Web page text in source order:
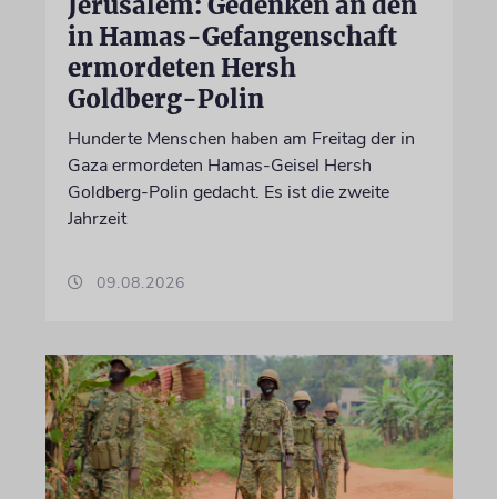
in Hamas-Gefangenschaft
ermordeten Hersh
Goldberg-Polin
Hunderte Menschen haben am Freitag der in
Gaza ermordeten Hamas-Geisel Hersh
Goldberg-Polin gedacht. Es ist die zweite
Jahrzeit
09.08.2026